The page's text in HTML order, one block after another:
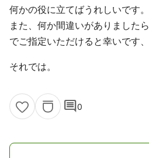
何かの役に立てばうれしいです。
また、何か間違いがありました
でご指定いただけると幸いです、
それでは。
comment0